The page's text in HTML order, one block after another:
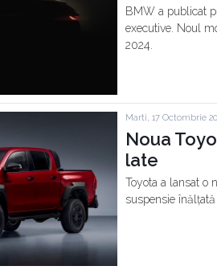
BMW a publicat
executive. Noul
2024.
Marti, 17 Octombrie
Noua
late
Toyota a lansat o
suspensie